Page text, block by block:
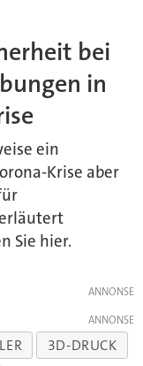
bei
in
ein
Krise aber
Sie hier.
3D-DRUCK